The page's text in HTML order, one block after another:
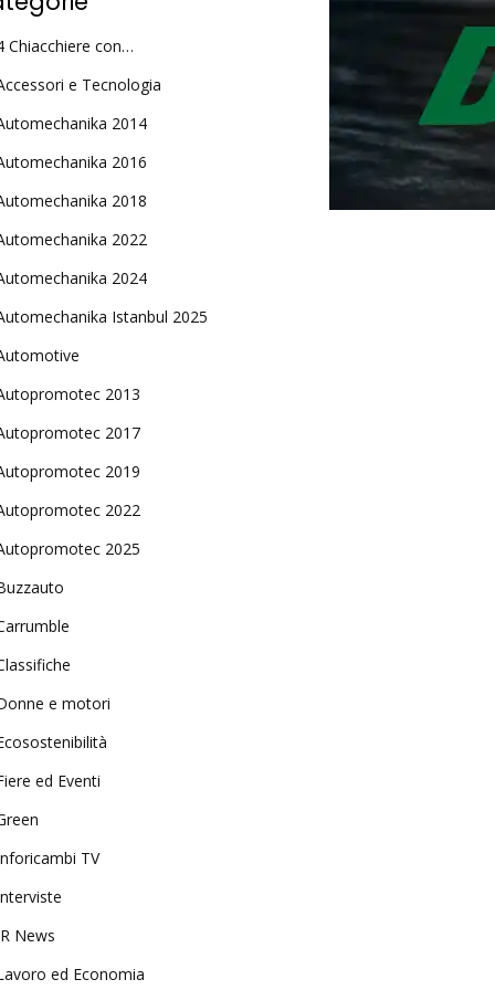
Chiacchiere con…
e Tecnologia
2014
2016
2018
2022
2024
Istanbul 2025
2013
2017
2019
2022
2025
e motori
ed Eventi
TV
News
ed Economia